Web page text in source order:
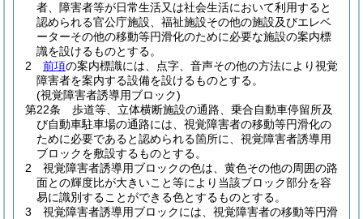
者、障害者等が日常生活又は社会生活において利用すると
認められる官公庁施設、福祉施設その他の施設及びエレベ
ーターその他の移動等円滑化のために必要な施設の案内標
識を設けるものとする。
2
前項の案内標識には、点字、音声その他の方法により視覚
障害者を案内する設備を設けるものとする。
(視覚障害者誘導用ブロック)
第22条
歩道等、立体横断施設の通路、乗合自動車停留所及
び自動車駐車場の通路には、視覚障害者の移動等円滑化の
ために必要であると認められる箇所に、視覚障害者誘導用
ブロックを敷設するものとする。
2
視覚障害者誘導用ブロックの色は、黄色その他の周囲の路
面との輝度比が大きいこと等により当該ブロック部分を容
易に識別することができる色とするものとする。
3
視覚障害者誘導用ブロックには、視覚障害者の移動等円滑